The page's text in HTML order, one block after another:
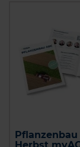
Pflanzenbau
Herbst